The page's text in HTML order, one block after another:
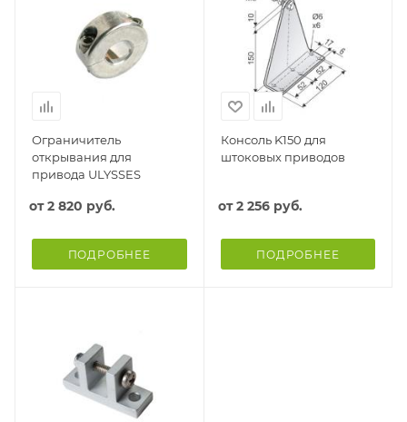
Ограничитель
открывания для
привода ULYSSES
от2 820 руб.
ПОДРОБНЕЕ
Консоль K150 для
штоковых приводов
от2 256 руб.
ПОДРОБНЕЕ